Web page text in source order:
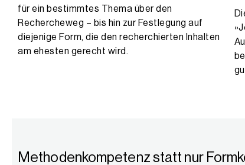
für ein bestimmtes Thema über den
Rechercheweg – bis hin zur Festlegung auf
diejenige Form, die den recherchierten Inhalten
am ehesten gerecht wird.
Methodenkompetenz statt nur